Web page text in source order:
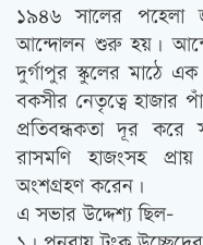
১৯৪৬ সালের পহেলা
আন্দোলন শুরু হয়।
দুর্গাপুর স্কুলের মাঠে
বকসীর নেতৃত্বে হাজার
প্রতিবন্ধকতা দূর করে
রাসমণি হাজংসহ
অংশগ্রহণ করেন।
এ সভার উদ্দেশ্য ছিল-